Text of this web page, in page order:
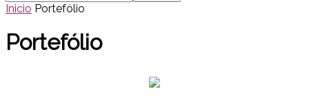
Inicio Portefólio
Portefólio